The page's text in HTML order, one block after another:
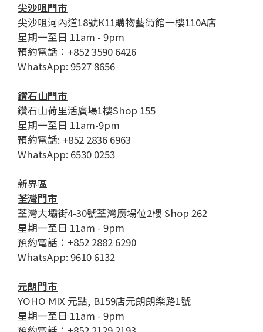
尖沙咀門市
尖沙咀河內道18號K11購物藝術館一樓110A店
星期一至日 11am - 9pm
預約電話：+852 3590 6426
WhatsApp: 9527 8656
鑽石山門市
鑽石山荷里活廣場1樓Shop 155
星期一至日 11am-9pm
預約電話: +852 2836 6963
WhatsApp: 6530 0253
新界區
荃灣門市
荃灣大壩街4-30號荃灣廣場位2樓 Shop 262
星期一至日 11am - 9pm
預約電話：+852 2882 6290
WhatsApp: 9610 6132
元朗門市
YOHO MIX 元點, B159店元朗朗樂路1號
星期一至日 11am - 9pm